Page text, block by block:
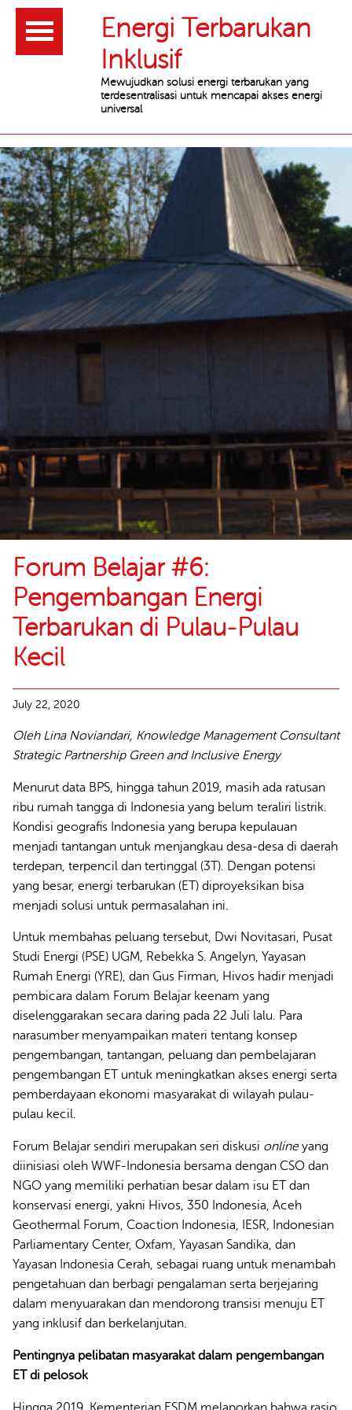
Header
Energi Terbarukan
Inklusif
Mewujudkan solusi energi terbarukan yang
terdesentralisasi untuk mencapai akses energi
universal
Main
content
Forum Belajar #6:
Pengembangan Energi
Terbarukan di Pulau-Pulau
Kecil
July 22, 2020
Oleh Lina Noviandari, Knowledge Management Consultant
Strategic Partnership Green and Inclusive Energy
Menurut data BPS, hingga tahun 2019, masih ada ratusan
ribu rumah tangga di Indonesia yang belum teraliri listrik.
Kondisi geografis Indonesia yang berupa kepulauan
menjadi tantangan untuk menjangkau desa-desa di daerah
terdepan, terpencil dan tertinggal (3T). Dengan potensi
yang besar, energi terbarukan (ET) diproyeksikan bisa
menjadi solusi untuk permasalahan ini.
Untuk membahas peluang tersebut, Dwi Novitasari, Pusat
Studi Energi (PSE) UGM, Rebekka S. Angelyn, Yayasan
Rumah Energi (YRE), dan Gus Firman, Hivos hadir menjadi
pembicara dalam Forum Belajar keenam yang
diselenggarakan secara daring pada 22 Juli lalu. Para
narasumber menyampaikan materi tentang konsep
pengembangan, tantangan, peluang dan pembelajaran
pengembangan ET untuk meningkatkan akses energi serta
pemberdayaan ekonomi masyarakat di wilayah pulau-
pulau kecil.
Forum Belajar sendiri merupakan seri diskusi onlineyang
diinisiasi oleh WWF-Indonesia bersama dengan CSO dan
NGO yang memiliki perhatian besar dalam isu ET dan
konservasi energi, yakni Hivos, 350 Indonesia, Aceh
Geothermal Forum, Coaction Indonesia, IESR, Indonesian
Parliamentary Center, Oxfam, Yayasan Sandika, dan
Yayasan Indonesia Cerah, sebagai ruang untuk menambah
pengetahuan dan berbagi pengalaman serta berjejaring
dalam menyuarakan dan mendorong transisi menuju ET
yang inklusif dan berkelanjutan.
Pentingnya pelibatan masyarakat dalam pengembangan
ET di pelosok